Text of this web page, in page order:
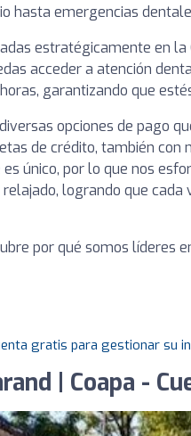
hasta emergencias
estratégicamente en la
acceder a atención
garantizando que
opciones de pago
de crédito, también con
único, por lo que nos
logrando que
por qué somos líderes
gratis para gestionar su
| Coapa -